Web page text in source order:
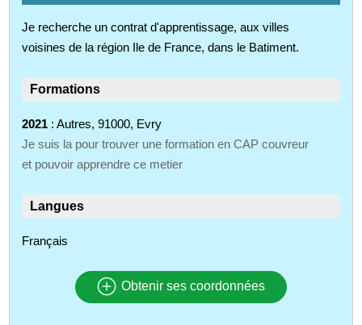
Je recherche un contrat d'apprentissage, aux villes
voisines de la région Ile de France, dans le Batiment.
Formations
2021 : Autres, 91000, Evry
Je suis la pour trouver une formation en CAP couvreur
et pouvoir apprendre ce metier
Langues
Français
Obtenir ses coordonnées